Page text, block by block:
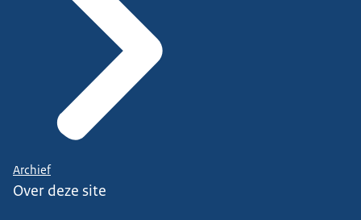
Archief
Over deze site